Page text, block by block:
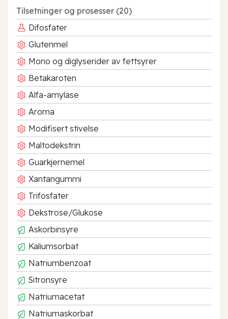
Tilsetninger og prosesser (20)
Difosfater
Glutenmel
Mono og diglyserider av fettsyrer
Betakaroten
Alfa-amylase
Aroma
Modifisert stivelse
Maltodekstrin
Guarkjernemel
Xantangummi
Trifosfater
Dekstrose/Glukose
Askorbinsyre
Kaliumsorbat
Natriumbenzoat
Sitronsyre
Natriumacetat
Natriumaskorbat